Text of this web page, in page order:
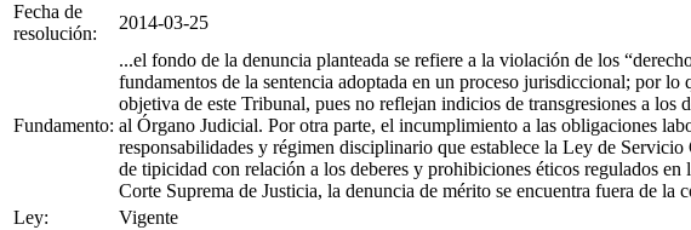
Fecha de
resolución:
2014-03-25
Fundamento:
...el fondo de la denuncia planteada se refiere a la violación de los
fundamentos de la sentencia adoptada en un proceso jurisdiccional; por
objetiva de este Tribunal, pues no reflejan indicios de transgresiones a
al Órgano Judicial. Por otra parte, el incumplimiento a las obligaciones
responsabilidades y régimen disciplinario que establece la Ley de
de tipicidad con relación a los deberes y prohibiciones éticos regulados
Corte Suprema de Justicia, la denuncia de mérito se encuentra fuera de
Ley:
Vigente